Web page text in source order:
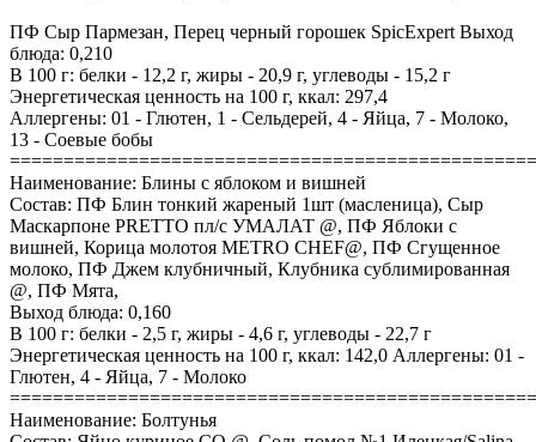
ПФ Сыр Пармезан, Перец черный горошек SpicExpert Выход
блюда: 0,210
В 100 г: белки - 12,2 г, жиры - 20,9 г, углеводы - 15,2 г
Энергетическая ценность на 100 г, ккал: 297,4
Аллергены: 01 - Глютен, 1 - Сельдерей, 4 - Яйца, 7 - Молоко,
13 - Соевые бобы
Наименование: Блины с яблоком и вишней
Состав: ПФ Блин тонкий жареный 1шт (масленица), Сыр
Маскарпоне PRETTO пл/с УМАЛАТ @, ПФ Яблоки с
вишней, Корица молотоя METRO CHEF@, ПФ Сгущенное
молоко, ПФ Джем клубничный, Клубника сублимированная
@, ПФ Мята,
Выход блюда: 0,160
В 100 г: белки - 2,5 г, жиры - 4,6 г, углеводы - 22,7 г
Энергетическая ценность на 100 г, ккал: 142,0 Аллергены: 01 -
Глютен, 4 - Яйца, 7 - Молоко
Наименование: Болтунья